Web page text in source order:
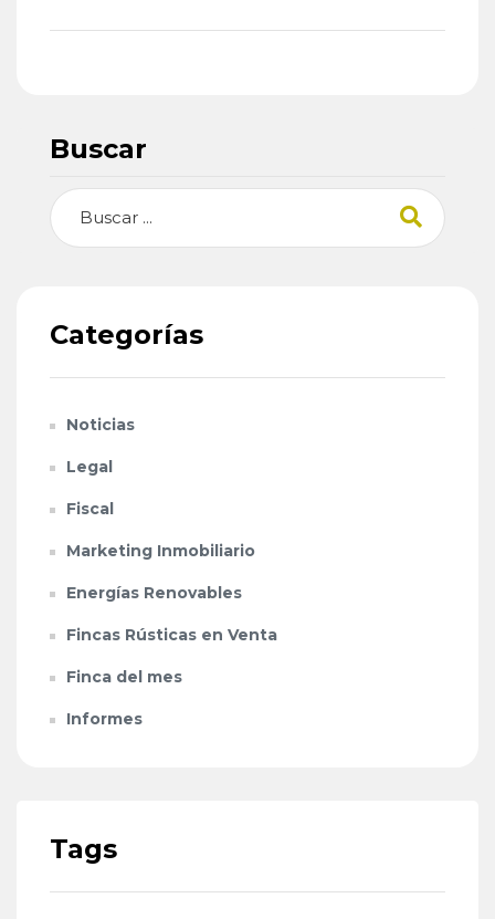
Buscar
Buscar
Categorías
Noticias
Legal
Fiscal
Marketing Inmobiliario
Energías Renovables
Fincas Rústicas en Venta
Finca del mes
Informes
Tags